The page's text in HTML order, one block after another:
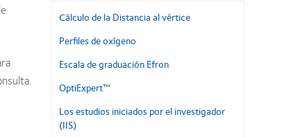
Cálculo de la Distancia al vértice
Perfiles de oxígeno
Escala de graduación Efron
OptiExpert™
Los estudios iniciados por el investigador
(IIS)